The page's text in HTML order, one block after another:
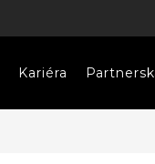
Kariéra